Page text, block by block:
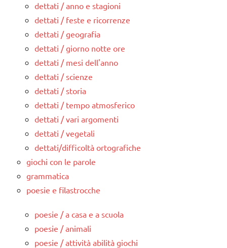
dettati / anno e stagioni
dettati / feste e ricorrenze
dettati / geografia
dettati / giorno notte ore
dettati / mesi dell'anno
dettati / scienze
dettati / storia
dettati / tempo atmosferico
dettati / vari argomenti
dettati / vegetali
dettati/difficoltà ortografiche
giochi con le parole
grammatica
poesie e filastrocche
poesie / a casa e a scuola
poesie / animali
poesie / attività abilità giochi